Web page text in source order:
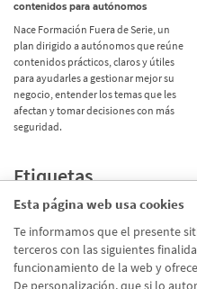
Esta página web usa cookies
Te informamos que el presente
terceros con las siguientes
funcionamiento de la web y
De personalización, que si lo
contenidos para autónomos
Nace Formación Fuera de Serie, un
plan dirigido a autónomos que reúne
contenidos prácticos, claros y útiles
para ayudarles a gestionar mejor su
negocio, entender los temas que les
afectan y tomar decisiones con más
seguridad.
Etiquetas
Promociones
Corporativo(39)
Emprendedores (26)